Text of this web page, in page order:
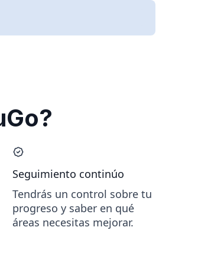
Seguimiento continúo
Tendrás un control sobre tu
progreso y saber en qué
áreas necesitas mejorar.